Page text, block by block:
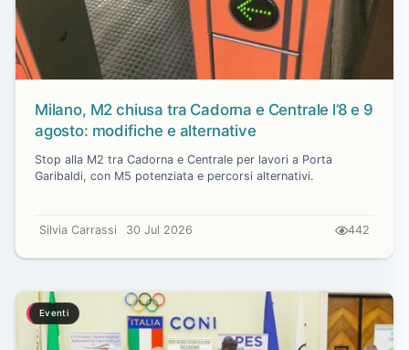
Milano, M2 chiusa tra Cadorna e Centrale l’8 e 9
agosto: modifiche e alternative
Stop alla M2 tra Cadorna e Centrale per lavori a Porta
Garibaldi, con M5 potenziata e percorsi alternativi.
Silvia Carrassi 30 Jul 2026 442
Eventi